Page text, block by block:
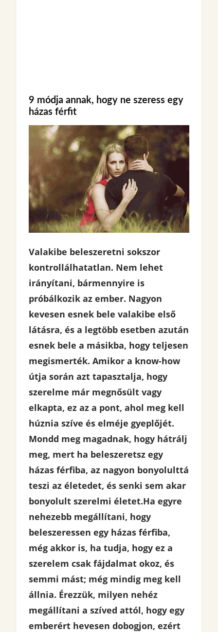
9 módja annak, hogy ne szeress egy
házas férfit
Valakibe beleszeretni sokszor
kontrollálhatatlan. Nem lehet
irányítani, bármennyire is
próbálkozik az ember. Nagyon
kevesen esnek bele valakibe első
látásra, és a legtöbb esetben azután
esnek bele a másikba, hogy teljesen
megismerték. Amikor a know-how
útja során azt tapasztalja, hogy
szerelme már megnősült vagy
elkapta, ez az a pont, ahol meg kell
húznia szíve és elméje gyeplőjét.
Mondd meg magadnak, hogy hátrálj
meg, mert ha beleszeretsz egy
házas férfiba, az nagyon bonyolulttá
teszi az életedet, és senki sem akar
bonyolult szerelmi életet.Ha egyre
nehezebb megállítani, hogy
beleszeressen egy házas férfiba,
még akkor is, ha tudja, hogy ez a
szerelem csak fájdalmat okoz, és
semmi mást; még mindig meg kell
állnia. Érezzük, milyen nehéz
megállítani a szíved attól, hogy egy
emberért hevesen dobogjon, ezért